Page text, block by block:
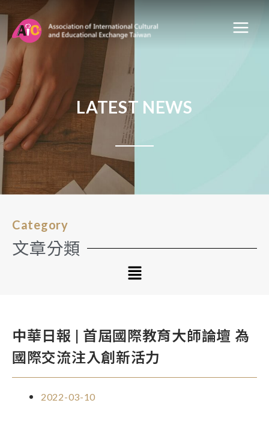
LATEST NEWS
Category
文章分類
中華日報 | 首屆國際教育大師論壇 為
國際交流注入創新活力
2022-03-10